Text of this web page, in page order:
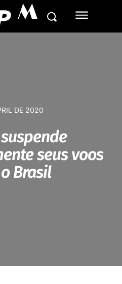
M
DE 2020
seus voos
Brasil